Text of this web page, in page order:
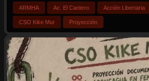
ARMHA Ac. El Cantero Acción Libertaria
CSO Kike Mur Proyección